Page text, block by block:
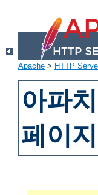
Apache > HTTP
아파
페이